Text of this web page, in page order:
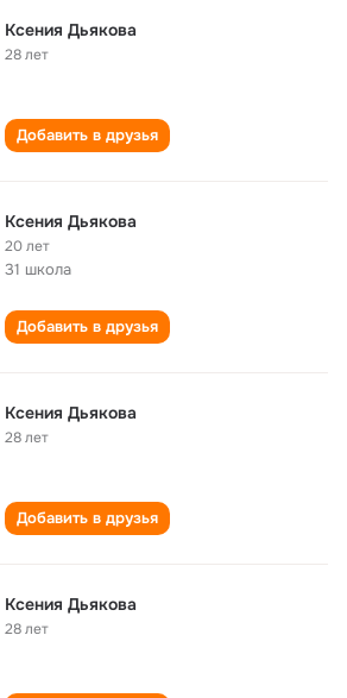
Ксения Дьякова
28 лет
Добавить в друзья
Ксения Дьякова
20 лет
31 школа
Добавить в друзья
Ксения Дьякова
28 лет
Добавить в друзья
Ксения Дьякова
28 лет